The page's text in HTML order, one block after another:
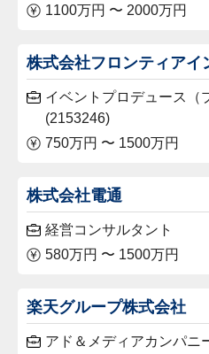
1100万円 〜 2000万円
株式会社フロンティアイ
イベントプロデュース（
(2153246)
750万円 〜 1500万円
株式会社電通
経営コンサルタント
580万円 〜 1500万円
楽天グループ株式会社
アド＆メディアカンパ